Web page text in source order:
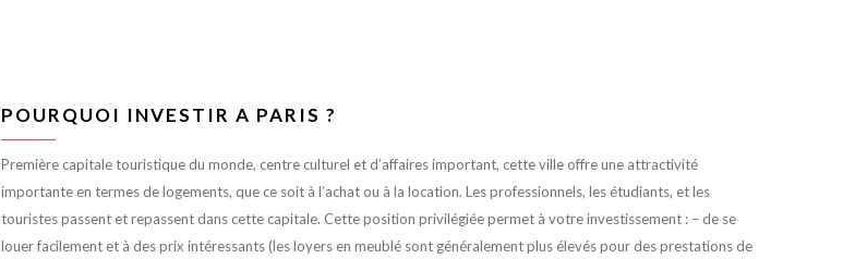
POURQUOI INVESTIR A PARIS ?
Première capitale touristique du monde, centre culturel et d’affaires important, cette ville offre une attractivité
importante en termes de logements, que ce soit à l’achat ou à la location. Les professionnels, les étudiants, et les
touristes passent et repassent dans cette capitale. Cette position privilégiée permet à votre investissement : – de se
louer facilement et à des prix intéressants (les loyers en meublé sont généralement plus élevés pour des prestations de